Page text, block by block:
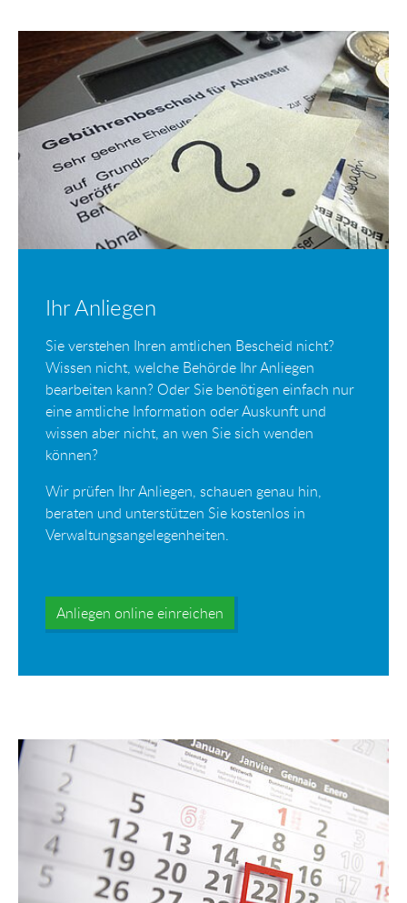
Ihr Anliegen
Sie verstehen Ihren amtlichen Bescheid nicht?
Wissen nicht, welche Behörde Ihr Anliegen
bearbeiten kann? Oder Sie benötigen einfach nur
eine amtliche Information oder Auskunft und
wissen aber nicht, an wen Sie sich wenden
können?
Wir prüfen Ihr Anliegen, schauen genau hin,
beraten und unterstützen Sie kostenlos in
Verwaltungsangelegenheiten.
Anliegen online einreichen